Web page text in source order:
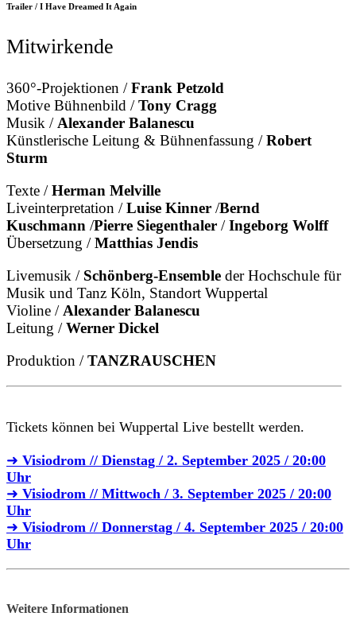
Trailer / I Have Dreamed It Again
Mitwirkende
360°-Projektionen /Frank Petzold
Motive Bühnenbild /Tony Cragg
Musik / Alexander Balanescu
Künstlerische Leitung & Bühnenfassung /Robert
Sturm
Texte /Herman Melville
Liveinterpretation /Luise Kinner /Bernd
Kuschmann /Pierre Siegenthaler /Ingeborg Wolff
Übersetzung /Matthias Jendis
Livemusik / Schönberg-Ensemble der Hochschule für
Musik und Tanz Köln, Standort Wuppertal
Violine /Alexander Balanescu
Leitung /Werner Dickel
Produktion /TANZRAUSCHEN
Tickets können bei Wuppertal Live bestellt werden.
➜ Visiodrom // Dienstag / 2. September 2025 / 20:00
Uhr
➜ Visiodrom // Mittwoch / 3. September 2025 / 20:00
Uhr
➜ Visiodrom // Donnerstag / 4. September 2025 / 20:00
Uhr
Weitere Informationen